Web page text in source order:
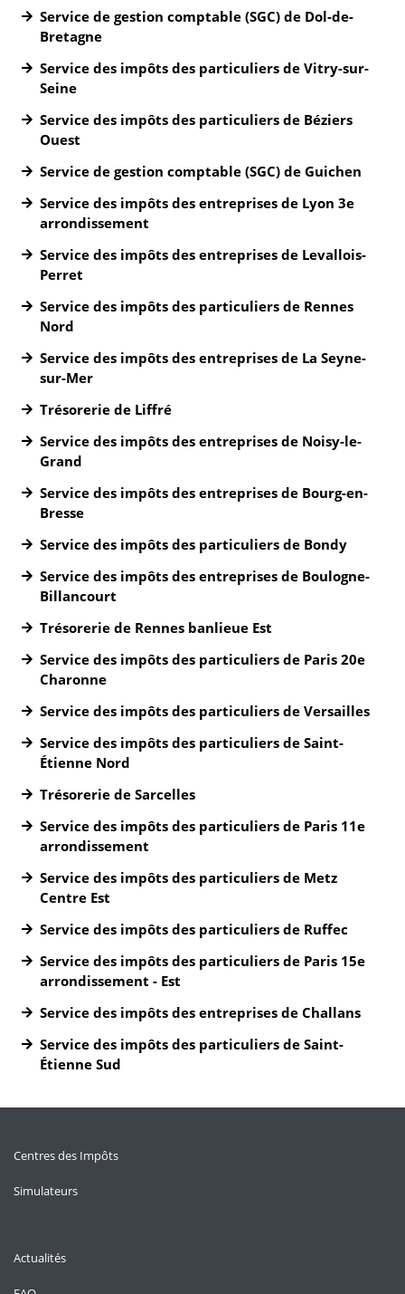
Service de gestion comptable (SGC) de Dol-de-
Bretagne
Service des impôts des particuliers de Vitry-sur-
Seine
Service des impôts des particuliers de Béziers
Ouest
Service de gestion comptable (SGC) de Guichen
Service des impôts des entreprises de Lyon 3e
arrondissement
Service des impôts des entreprises de Levallois-
Perret
Service des impôts des particuliers de Rennes
Nord
Service des impôts des entreprises de La Seyne-
sur-Mer
Trésorerie de Liffré
Service des impôts des entreprises de Noisy-le-
Grand
Service des impôts des entreprises de Bourg-en-
Bresse
Service des impôts des particuliers de Bondy
Service des impôts des entreprises de Boulogne-
Billancourt
Trésorerie de Rennes banlieue Est
Service des impôts des particuliers de Paris 20e
Charonne
Service des impôts des particuliers de Versailles
Service des impôts des particuliers de Saint-
Étienne Nord
Trésorerie de Sarcelles
Service des impôts des particuliers de Paris 11e
arrondissement
Service des impôts des particuliers de Metz
Centre Est
Service des impôts des particuliers de Ruffec
Service des impôts des particuliers de Paris 15e
arrondissement - Est
Service des impôts des entreprises de Challans
Service des impôts des particuliers de Saint-
Étienne Sud
Centres des Impôts
Simulateurs
Actualités